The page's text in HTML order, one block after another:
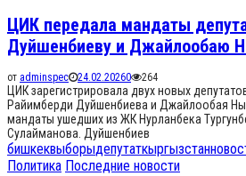
ЦИК передала мандаты
Дуйшенбиеву и Джайлообаю
от adminspec 24.02.20260 264
ЦИК зарегистрировала двух новых
Райимберди Дуйшенбиева и Джайлообая
мандаты ушедших из ЖК Нурланбека
Сулайманова. Дуйшенбиев
бишкеквыборыдепутаткыргызстан
Политика Последние новости